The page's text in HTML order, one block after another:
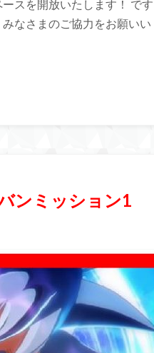
スを開放いたします！ です
なさまのご協力をお願いい
ンミッション1